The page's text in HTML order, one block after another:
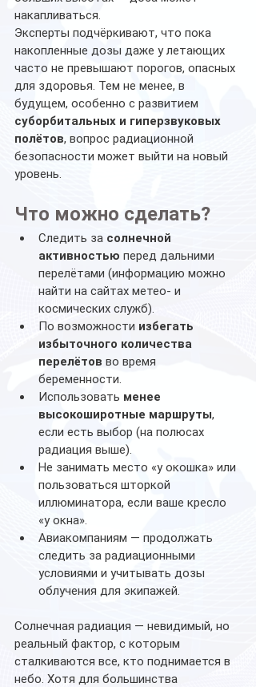
накапливаться.
Эксперты подчёркивают, что пока
накопленные дозы даже у летающих
часто не превышают порогов, опасных
для здоровья. Тем не менее, в
будущем, особенно с развитием
суборбитальных и гиперзвуковых
полётов, вопрос радиационной
безопасности может выйти на новый
уровень.
Что можно сделать?
Следить за солнечной
активностью перед дальними
перелётами (информацию можно
найти на сайтах метео- и
космических служб).
По возможности избегать
избыточного количества
перелётов во время
беременности.
Использовать менее
высокоширотные маршруты,
если есть выбор (на полюсах
радиация выше).
Не занимать место «у окошка» или
пользоваться шторкой
иллюминатора, если ваше кресло
«у окна».
Авиакомпаниям — продолжать
следить за радиационными
условиями и учитывать дозы
облучения для экипажей.
Солнечная радиация — невидимый, но
реальный фактор, с которым
сталкиваются все, кто поднимается в
небо. Хотя для большинства